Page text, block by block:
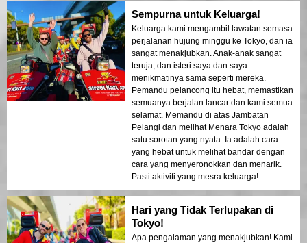
Sempurna untuk Keluarga!
Keluarga kami mengambil lawatan semasa
perjalanan hujung minggu ke Tokyo, dan ia
sangat menakjubkan. Anak-anak sangat
teruja, dan isteri saya dan saya
menikmatinya sama seperti mereka.
Pemandu pelancong itu hebat, memastikan
semuanya berjalan lancar dan kami semua
selamat. Memandu di atas Jambatan
Pelangi dan melihat Menara Tokyo adalah
satu sorotan yang nyata. Ia adalah cara
yang hebat untuk melihat bandar dengan
cara yang menyeronokkan dan menarik.
Pasti aktiviti yang mesra keluarga!
Hari yang Tidak Terlupakan di
Tokyo!
Apa pengalaman yang menakjubkan! Kami